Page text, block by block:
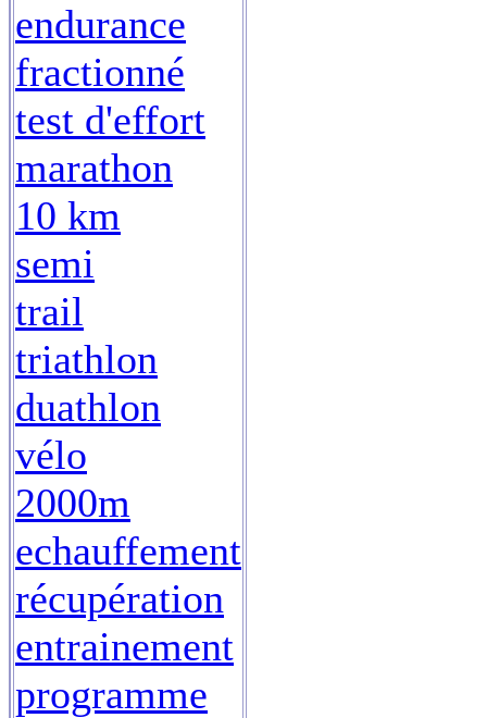
endurance
fractionné
test d'effort
marathon
10 km
semi
trail
triathlon
duathlon
vélo
2000m
echauffement
récupération
entrainement
programme